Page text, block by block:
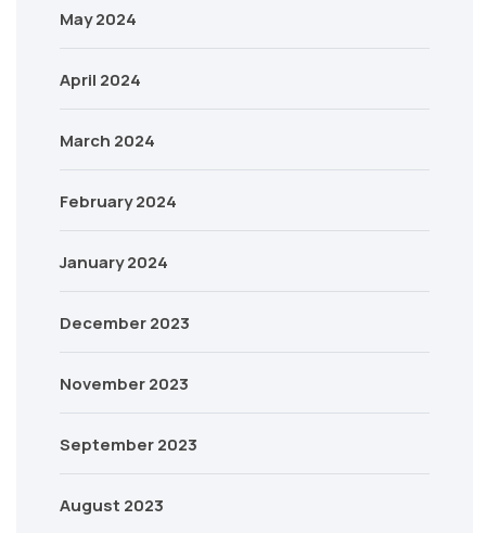
May 2024
April 2024
March 2024
February 2024
January 2024
December 2023
November 2023
September 2023
August 2023